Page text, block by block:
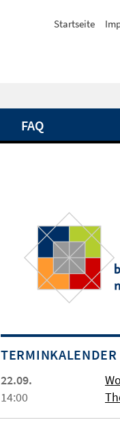
Startseite
FAQ
TERMINKALENDER
22.09.
14:00